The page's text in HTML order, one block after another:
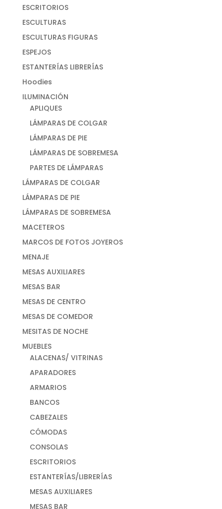
ESCRITORIOS
ESCULTURAS
ESCULTURAS FIGURAS
ESPEJOS
ESTANTERÍAS LIBRERÍAS
Hoodies
ILUMINACIÓN
APLIQUES
LÁMPARAS DE COLGAR
LÁMPARAS DE PIE
LÁMPARAS DE SOBREMESA
PARTES DE LÁMPARAS
LÁMPARAS DE COLGAR
LÁMPARAS DE PIE
LÁMPARAS DE SOBREMESA
MACETEROS
MARCOS DE FOTOS JOYEROS
MENAJE
MESAS AUXILIARES
MESAS BAR
MESAS DE CENTRO
MESAS DE COMEDOR
MESITAS DE NOCHE
MUEBLES
ALACENAS/ VITRINAS
APARADORES
ARMARIOS
BANCOS
CABEZALES
CÓMODAS
CONSOLAS
ESCRITORIOS
ESTANTERÍAS/LIBRERÍAS
MESAS AUXILIARES
MESAS BAR